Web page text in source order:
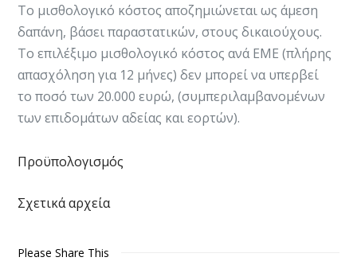
Το μισθολογικό κόστος αποζημιώνεται ως άμεση
δαπάνη, βάσει παραστατικών, στους δικαιούχους.
Το επιλέξιμο μισθολογικό κόστος ανά ΕΜΕ (πλήρης
απασχόληση για 12 μήνες) δεν μπορεί να υπερβεί
το ποσό των 20.000 ευρώ, (συμπεριλαμβανομένων
των επιδομάτων αδείας και εορτών).​​​
Προϋπολογισμός
Σχετικά αρχεία
Please Share This